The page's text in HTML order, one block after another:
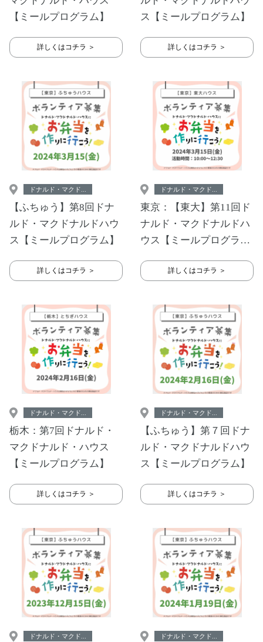
【ミールプログラム】
詳しくはコチラ ＞
ス【ミールプログラム】
詳しくはコチラ ＞
ドナルド・マクド...
【ふちゅう】第8回ドナ
ルド・マクドナルドハウ
ス【ミールプログラム】
詳しくはコチラ ＞
ドナルド・マクド...
東京：【東大】第11回ド
ナルド・マクドナルドハ
ウス【ミールプログラ
詳しくはコチラ ＞
ドナルド・マクド...
栃木：第7回ドナルド・
マクドナルド・ハウス
【ミールプログラム】
詳しくはコチラ ＞
ドナルド・マクド...
【ふちゅう】第７回ドナ
ルド・マクドナルドハウ
ス【ミールプログラム】
詳しくはコチラ ＞
ドナルド・マクド... ドナルド・マクド...